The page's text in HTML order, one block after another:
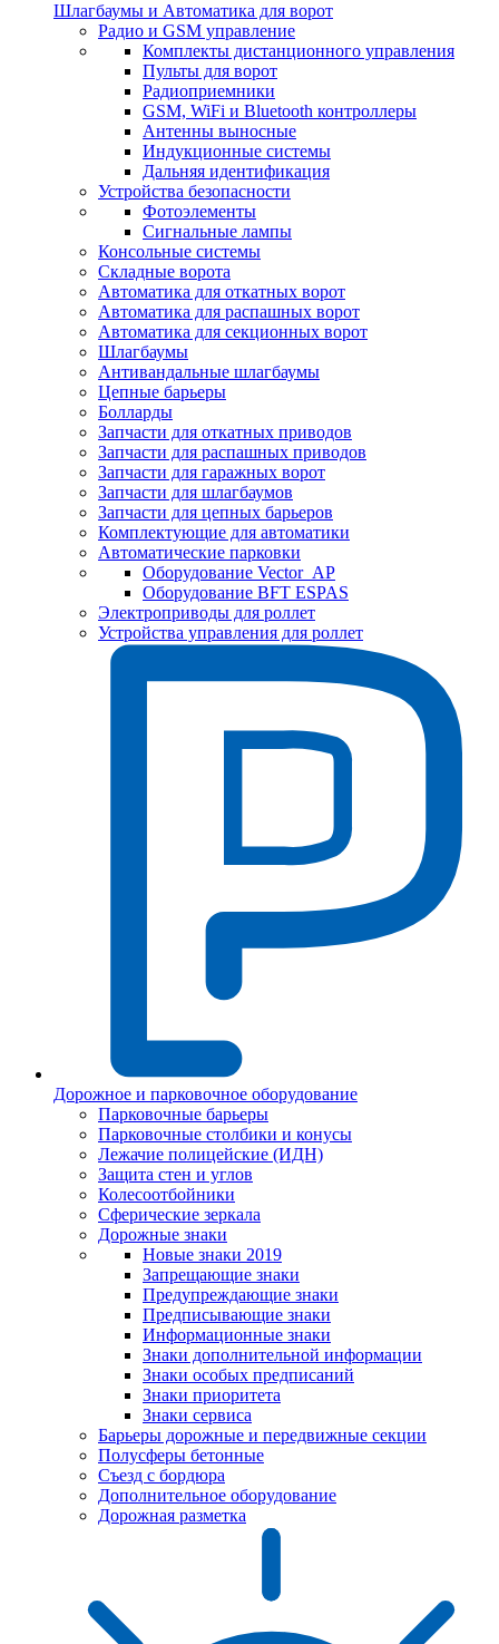
Шлагбаумы и Автоматика для ворот
Радио и GSM управление
Комплекты дистанционного управления
Пульты для ворот
Радиоприемники
GSM, WiFi и Bluetooth контроллеры
Антенны выносные
Индукционные системы
Дальняя идентификация
Устройства безопасности
Фотоэлементы
Сигнальные лампы
Консольные системы
Складные ворота
Автоматика для откатных ворот
Автоматика для распашных ворот
Автоматика для секционных ворот
Шлагбаумы
Антивандальные шлагбаумы
Цепные барьеры
Болларды
Запчасти для откатных приводов
Запчасти для распашных приводов
Запчасти для гаражных ворот
Запчасти для шлагбаумов
Запчасти для цепных барьеров
Комплектующие для автоматики
Автоматические парковки
Оборудование Vector_AP
Оборудование BFT ESPAS
Электроприводы для роллет
Устройства управления для роллет
Дорожное и парковочное оборудование
Парковочные барьеры
Парковочные столбики и конусы
Лежачие полицейские (ИДН)
Защита стен и углов
Колесоотбойники
Сферические зеркала
Дорожные знаки
Новые знаки 2019
Запрещающие знаки
Предупреждающие знаки
Предписывающие знаки
Информационные знаки
Знаки дополнительной информации
Знаки особых предписаний
Знаки приоритета
Знаки сервиса
Барьеры дорожные и передвижные секции
Полусферы бетонные
Съезд с бордюра
Дополнительное оборудование
Дорожная разметка